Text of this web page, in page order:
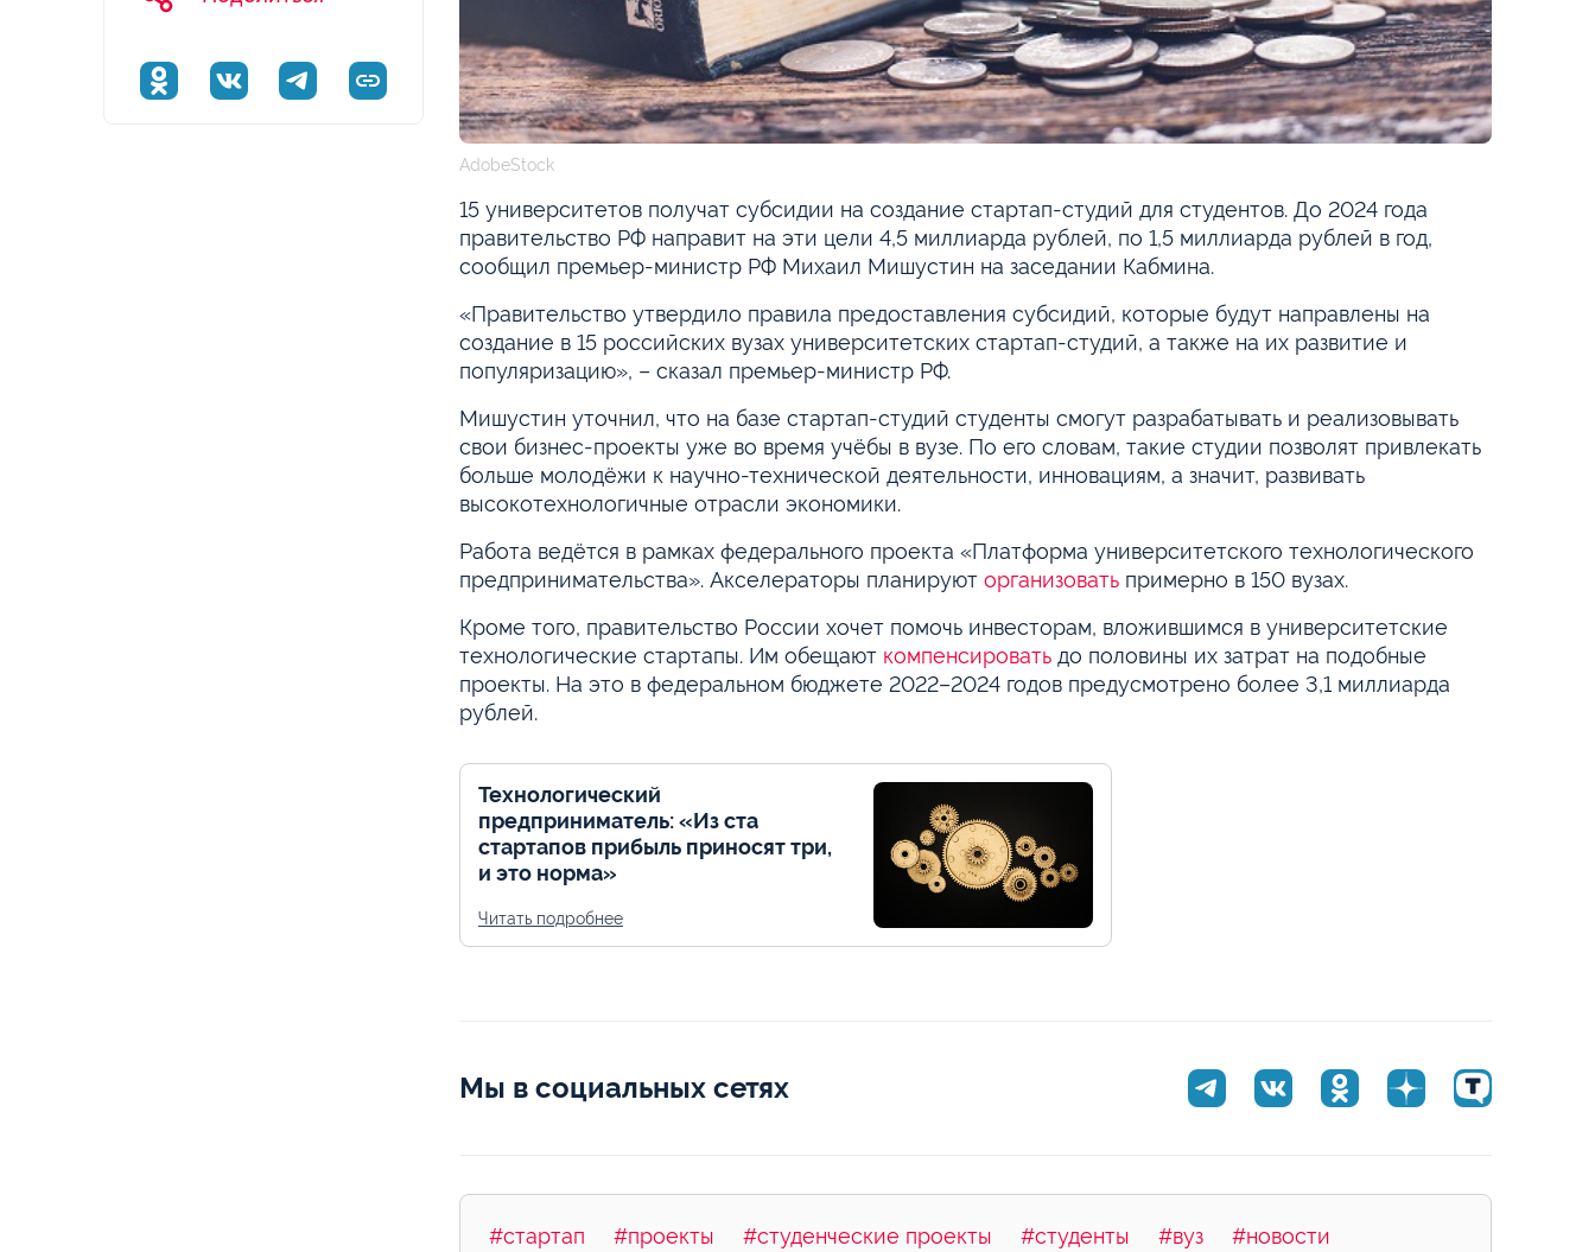
AdobeStock
15 университетов получат субсидии на создание стартап-студий для студентов. До 2024 года
правительство РФ направит на эти цели 4,5 миллиарда рублей, по 1,5 миллиарда рублей в год,
сообщил премьер-министр РФ Михаил Мишустин на заседании Кабмина.
«Правительство утвердило правила предоставления субсидий, которые будут направлены на
создание в 15 российских вузах университетских стартап-студий, а также на их развитие и
популяризацию», – сказал премьер-министр РФ.
Мишустин уточнил, что на базе стартап-студий студенты смогут разрабатывать и реализовывать
свои бизнес-проекты уже во время учёбы в вузе. По его словам, такие студии позволят привлекать
больше молодёжи к научно-технической деятельности, инновациям, а значит, развивать
высокотехнологичные отрасли экономики.
Работа ведётся в рамках федерального проекта «Платформа университетского технологического
предпринимательства». Акселераторы планируют организовать примерно в 150 вузах.
Кроме того, правительство России хочет помочь инвесторам, вложившимся в университетские
технологические стартапы. Им обещают компенсировать до половины их затрат на подобные
проекты. На это в федеральном бюджете 2022–2024 годов предусмотрено более 3,1 миллиарда
рублей.
Технологический
предприниматель: «Из ста
стартапов прибыль приносят три,
и это норма»
Читать подробнее
Мы в социальных сетях
#стартап #проекты #студенческие проекты #студенты #вуз #новости